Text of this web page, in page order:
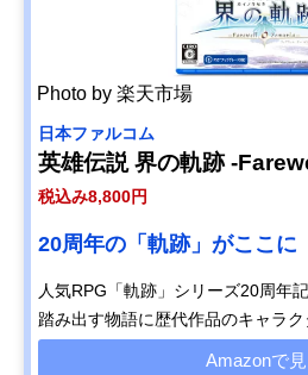
Photo by 楽天市場
日本ファルコム
英雄伝説 界の軌跡 -
税込み8,800円
20周年の「軌跡」がここに
人気RPG「軌跡」シリーズ20周年
踏み出す物語に歴代作品のキャラク
Amazonで